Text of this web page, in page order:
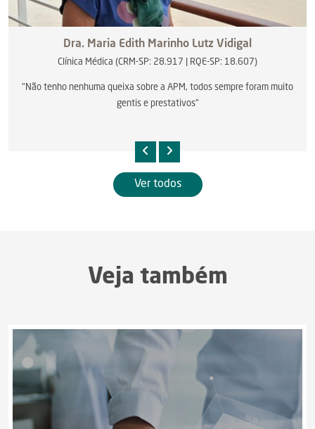
Dra. Maria Edith Marinho Lutz Vidigal
Clínica Médica (CRM-SP: 28.917 | RQE-SP: 18.607)
"Não tenho nenhuma queixa sobre a APM, todos sempre foram muito
gentis e prestativos"
Ver todos
Veja também